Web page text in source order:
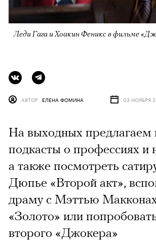
Леди Гага и Хоакин Феникс в фильме
АВТОР ЕЛЕНА ФОМИНА 03 НОЯБРЯ
На выходных предлагаем
подкасты о профессиях и
а также посмотреть
Дюпье «Второй акт»,
драму с Мэттью
«Золото» или
второго «Джокера»